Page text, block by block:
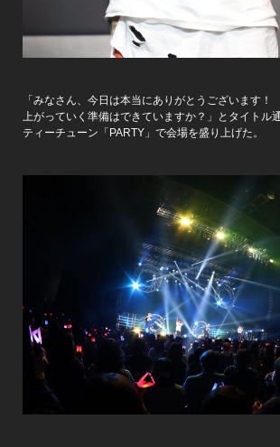
「みなさん、今日は本当にありがとうございます
上がっていく準備はできていますか？」とタイトル
ティーチューン「PARTY」で会場を盛り上げた。